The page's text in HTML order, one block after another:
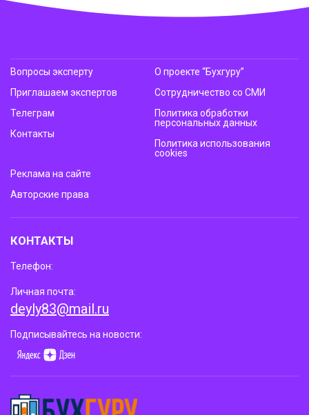
Вопросы эксперту
Приглашаем экспертов
Телеграм
Контакты
О проекте “Бухгуру”
Сотрудничество со СМИ
Политика обработки
персональных данных
Политика использования
cookies
Реклама на сайте
Авторские права
КОНТАКТЫ
Телефон:
Личная почта:
deyly83@mail.ru
Подписывайтесь на новости: